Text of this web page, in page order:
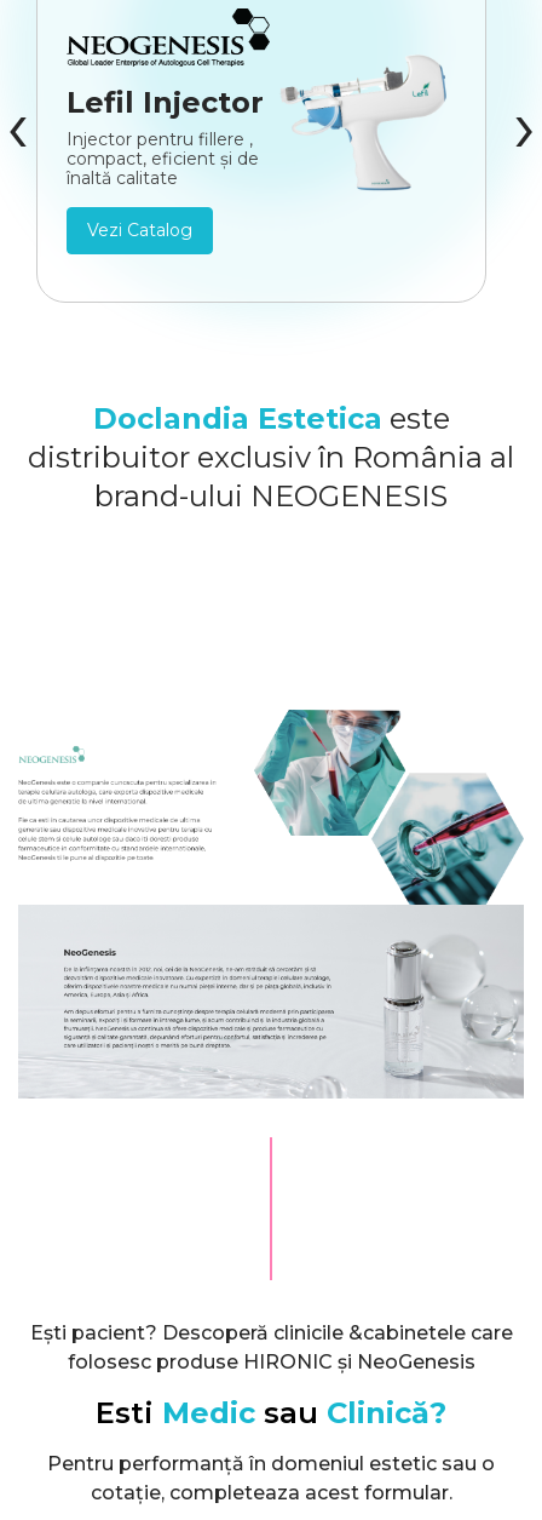
Lefil Injector
Injector pentru fillere ,
compact, eficient și de
înaltă calitate
Vezi Catalog
‹ ›
Doclandia Estetica este
distribuitor exclusiv în România al
brand-ului NEOGENESIS
Ești pacient? Descoperă clinicile &cabinetele care
folosesc produse HIRONIC și NeoGenesis
Esti Medic sau Clinică?
Pentru performanță în domeniul estetic sau o
cotație, completeaza acest formular.